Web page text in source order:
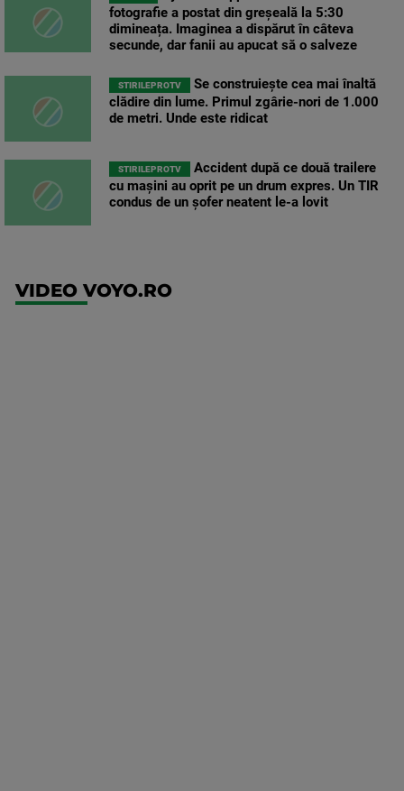
fotografie a postat din greșeală la 5:30
dimineața. Imaginea a dispărut în câteva
secunde, dar fanii au apucat să o salveze
STIRILEPROTV
Se construiește cea mai înaltă
clădire din lume. Primul zgârie-nori de 1.000
de metri. Unde este ridicat
STIRILEPROTV
Accident după ce două trailere
cu mașini au oprit pe un drum expres. Un TIR
condus de un șofer neatent le-a lovit
VIDEO VOYO.RO